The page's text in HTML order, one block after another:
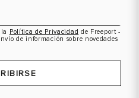
Política de Privacidad de Freeport -
de información sobre novedades